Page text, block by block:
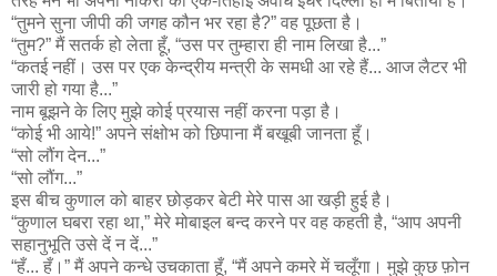
“तुमने सुना जीपी की जगह कौन भर रहा है?” वह पूछता है।
“तुम?” मैं सतर्क हो लेता हूँ, “उस पर तुम्हारा ही नाम लिखा है...”
“कतई नहीं। उस पर एक केन्द्रीय मन्त्री के समधी आ रहे हैं... आज लैटर भी
जारी हो गया है...”
नाम बूझने के लिए मुझे कोई प्रयास नहीं करना पड़ा है।
“कोई भी आये!” अपने संक्षोभ को छिपाना मैं बखूबी जानता हूँ।
“सो लौंग देन...”
“सो लौंग...”
इस बीच कुणाल को बाहर छोड़कर बेटी मेरे पास आ खड़ी हुई है।
“कुणाल घबरा रहा था,” मेरे मोबाइल बन्द करने पर वह कहती है, “आप अपनी
सहानुभूति उसे दें न दें...”
“हँ... हँ।” मैं अपने कन्धे उचकाता हूँ, “मैं अपने कमरे में चलूँगा। मुझे कुछ फ़ोन